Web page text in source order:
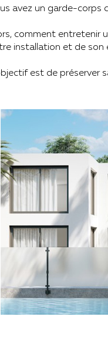
avez un garde-corps
comment entretenir
installation et de son
est de préserver